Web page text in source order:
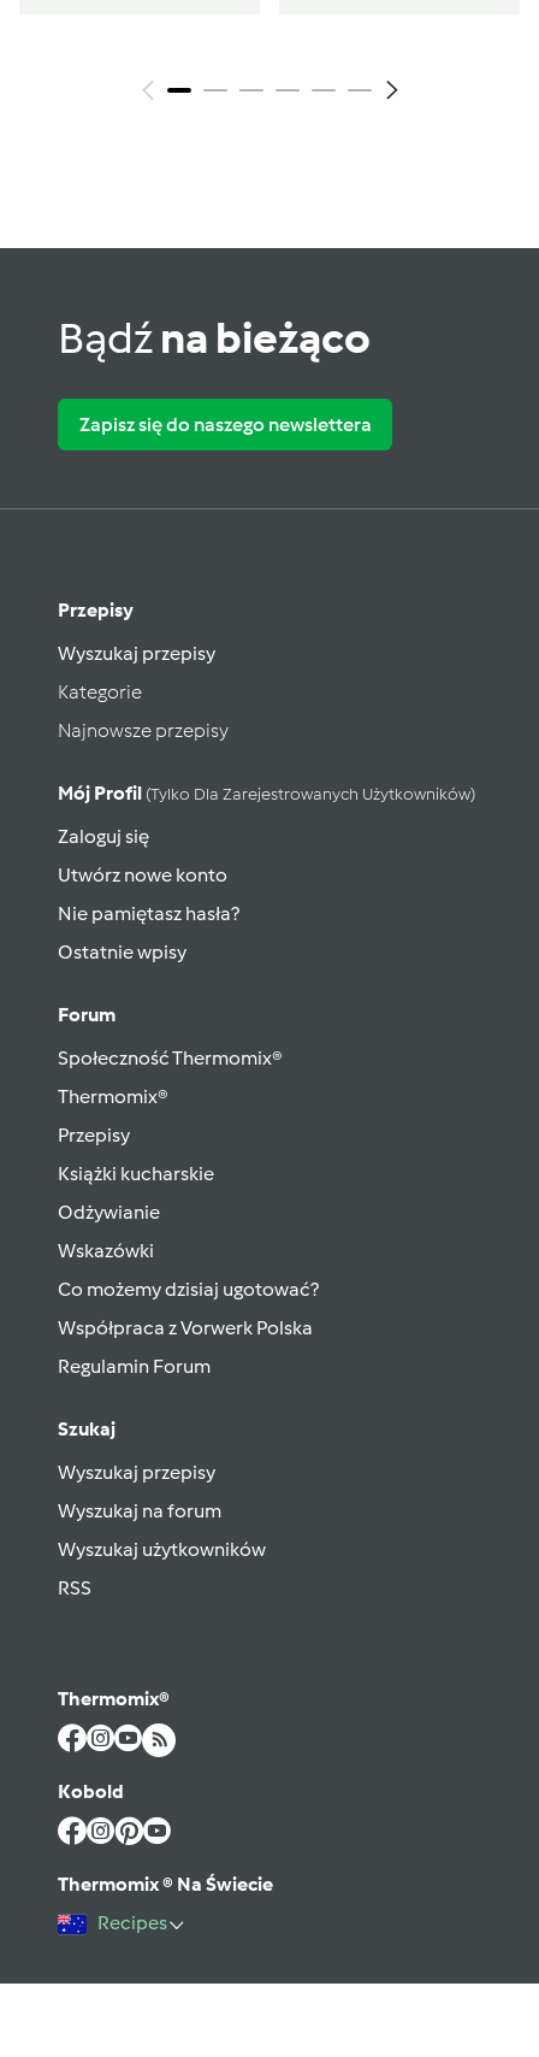
Bądźna bieżąco
Zapisz się do naszego newslettera
Przepisy
Wyszukaj przepisy
Kategorie
Najnowsze przepisy
Mój Profil (tylko Dla Zarejestrowanych Użytkowników)
Zaloguj się
Utwórz nowe konto
Nie pamiętasz hasła?
Ostatnie wpisy
Forum
Społeczność Thermomix®
Thermomix®
Przepisy
Książki kucharskie
Odżywianie
Wskazówki
Co możemy dzisiaj ugotować?
Współpraca z Vorwerk Polska
Regulamin Forum
Szukaj
Wyszukaj przepisy
Wyszukaj na forum
Wyszukaj użytkowników
RSS
Thermomix®
Kobold
Thermomix ® Na Świecie
Recipes